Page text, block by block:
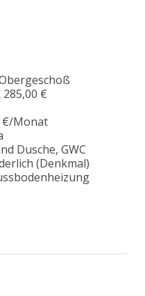
€
€/Monat
Dusche, GWC
(Denkmal)